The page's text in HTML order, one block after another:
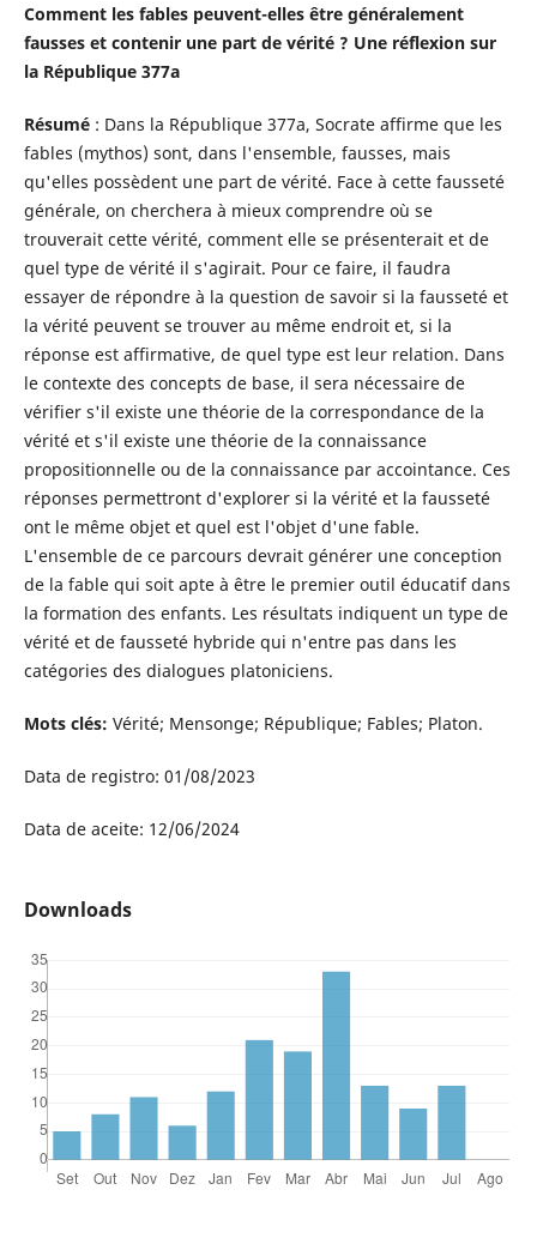
Comment les fables peuvent-elles être généralement
fausses et contenir une part de vérité ? Une réflexion sur
la République 377a
Résumé: Dans la République 377a, Socrate affirme que les
fables (mythos) sont, dans l'ensemble, fausses, mais
qu'elles possèdent une part de vérité. Face à cette fausseté
générale, on cherchera à mieux comprendre où se
trouverait cette vérité, comment elle se présenterait et de
quel type de vérité il s'agirait. Pour ce faire, il faudra
essayer de répondre à la question de savoir si la fausseté et
la vérité peuvent se trouver au même endroit et, si la
réponse est affirmative, de quel type est leur relation. Dans
le contexte des concepts de base, il sera nécessaire de
vérifier s'il existe une théorie de la correspondance de la
vérité et s'il existe une théorie de la connaissance
propositionnelle ou de la connaissance par accointance. Ces
réponses permettront d'explorer si la vérité et la fausseté
ont le même objet et quel est l'objet d'une fable.
L'ensemble de ce parcours devrait générer une conception
de la fable qui soit apte à être le premier outil éducatif dans
la formation des enfants. Les résultats indiquent un type de
vérité et de fausseté hybride qui n'entre pas dans les
catégories des dialogues platoniciens.
Mots clés: Vérité; Mensonge; République; Fables; Platon.
Data de registro: 01/08/2023
Data de aceite: 12/06/2024
Downloads